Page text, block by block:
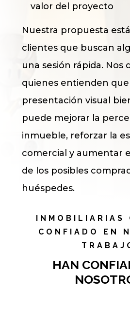
valor del proyecto
Nuestra propuesta
clientes que buscan
una sesión rápida. Nos
quienes entienden
presentación visual
puede mejorar la
inmueble, reforzar la
comercial y aumentar
de los posibles
huéspedes.
INMOBILIARIAS
CONFIADO EN
HAN